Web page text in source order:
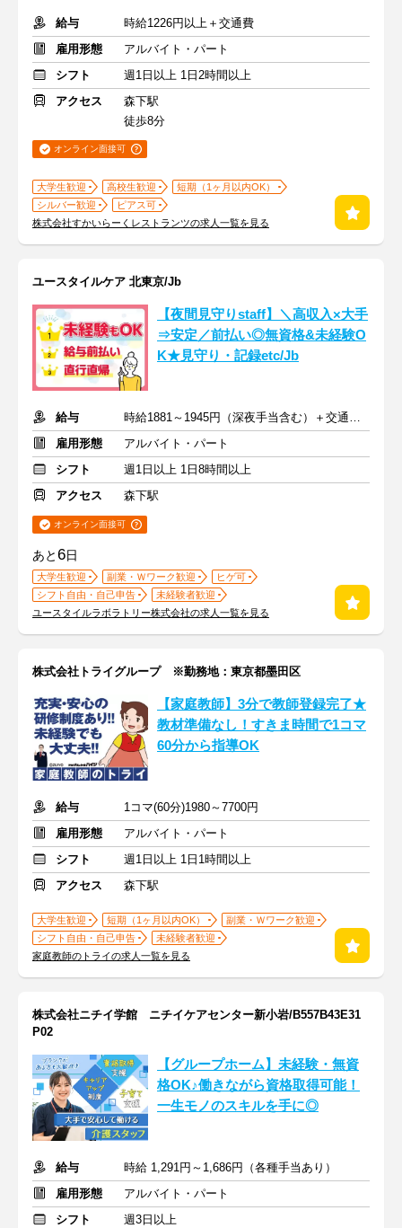
給与
時給1226円以上＋交通費
雇用形態
アルバイト・パート
シフト
週1日以上 1日2時間以上
アクセス
森下駅
徒歩8分
オンライン面接可
大学生歓迎 高校生歓迎
短期（1ヶ月以内OK）
シルバー歓迎
ピアス可
株式会社すかいらーくレストランツの求人一覧を見る
ユースタイルケア 北東京/Jb
【夜間見守りstaff】＼高収入×大手
⇒安定／前払い◎無資格&未経験O
K★見守り・記録etc/Jb
給与
時給1881～1945円（深夜手当含む）＋交通費支給
雇用形態
アルバイト・パート
シフト
週1日以上 1日8時間以上
アクセス
森下駅
オンライン面接可
あと6日
大学生歓迎 副業・Ｗワーク歓迎
ヒゲ可
シフト自由・自己申告
未経験者歓迎
ユースタイルラボラトリー株式会社の求人一覧を見る
株式会社トライグループ ※勤務地：東京都墨田区
【家庭教師】3分で教師登録完了★
教材準備なし！すきま時間で1コマ
60分から指導OK
給与
1コマ(60分)1980～7700円
雇用形態
アルバイト・パート
シフト
週1日以上 1日1時間以上
アクセス
森下駅
大学生歓迎 短期（1ヶ月以内OK）
副業・Ｗワーク歓迎
シフト自由・自己申告
未経験者歓迎
家庭教師のトライの求人一覧を見る
株式会社ニチイ学館 ニチイケアセンター新小岩/B557B43E31
P02
【グループホーム】未経験・無資
格OK♪働きながら資格取得可能！
一生モノのスキルを手に◎
給与
時給 1,291円～1,686円（各種手当あり）
雇用形態
アルバイト・パート
シフト
週3日以上